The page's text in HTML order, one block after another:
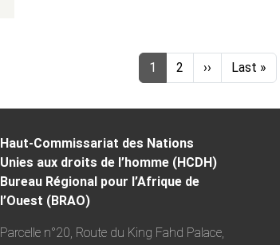
Page
1 Page
2 Next page
›› Last page
Last »
Haut-Commissariat des Nations
Unies aux droits de l’homme (HCDH)
Bureau Régional pour l’Afrique de
l’Ouest (BRAO)
Parcelle n°20, Route du King Fahd Palace,